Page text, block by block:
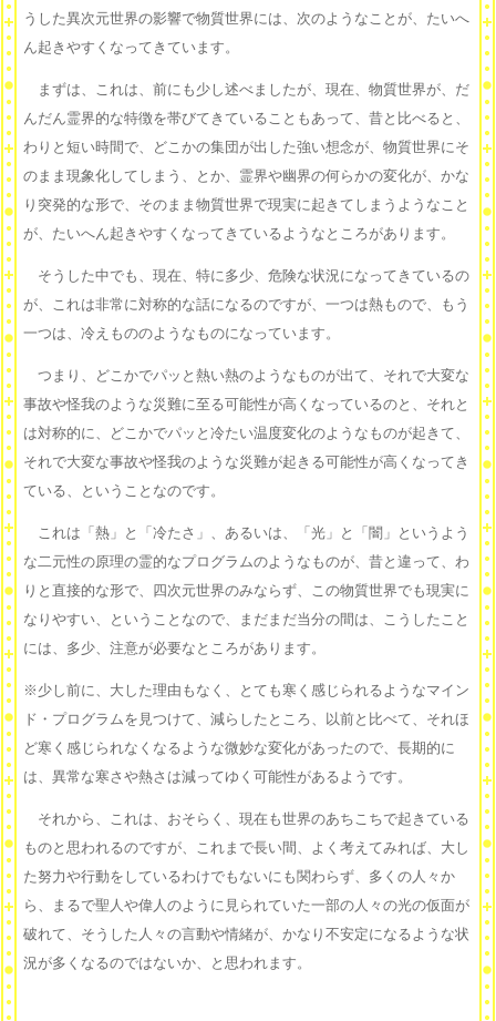
うした異次元世界の影響で物質世界には、次のようなことが、たいへ
ん起きやすくなってきています。
まずは、これは、前にも少し述べましたが、現在、物質世界が、だ
んだん霊界的な特徴を帯びてきていることもあって、昔と比べると、
わりと短い時間で、どこかの集団が出した強い想念が、物質世界にそ
のまま現象化してしまう、とか、霊界や幽界の何らかの変化が、かな
り突発的な形で、そのまま物質世界で現実に起きてしまうようなこと
が、たいへん起きやすくなってきているようなところがあります。
そうした中でも、現在、特に多少、危険な状況になってきているの
が、これは非常に対称的な話になるのですが、一つは熱もので、もう
一つは、冷えもののようなものになっています。
つまり、どこかでパッと熱い熱のようなものが出て、それで大変な
事故や怪我のような災難に至る可能性が高くなっているのと、それと
は対称的に、どこかでパッと冷たい温度変化のようなものが起きて、
それで大変な事故や怪我のような災難が起きる可能性が高くなってき
ている、ということなのです。
これは「熱」と「冷たさ」、あるいは、「光」と「闇」というよう
な二元性の原理の霊的なプログラムのようなものが、昔と違って、わ
りと直接的な形で、四次元世界のみならず、この物質世界でも現実に
なりやすい、ということなので、まだまだ当分の間は、こうしたこと
には、多少、注意が必要なところがあります。
※少し前に、大した理由もなく、とても寒く感じられるようなマイン
ド・プログラムを見つけて、減らしたところ、以前と比べて、それほ
ど寒く感じられなくなるような微妙な変化があったので、長期的に
は、異常な寒さや熱さは減ってゆく可能性があるようです。
それから、これは、おそらく、現在も世界のあちこちで起きている
ものと思われるのですが、これまで長い間、よく考えてみれば、大し
た努力や行動をしているわけでもないにも関わらず、多くの人々か
ら、まるで聖人や偉人のように見られていた一部の人々の光の仮面が
破れて、そうした人々の言動や情緒が、かなり不安定になるような状
況が多くなるのではないか、と思われます。